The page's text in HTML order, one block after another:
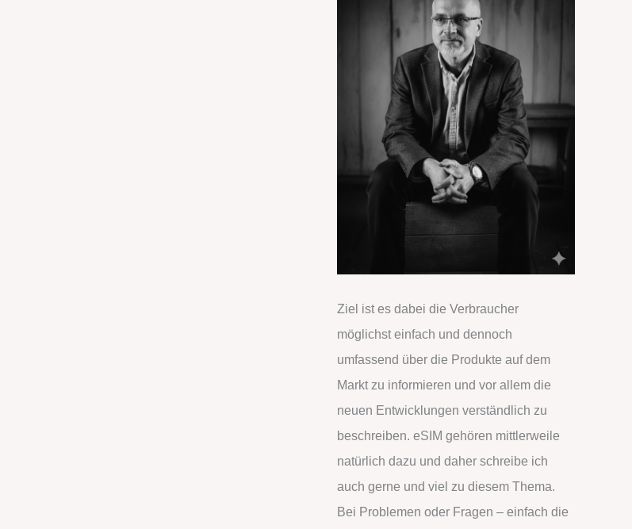
Ziel ist es dabei die Verbraucher
möglichst einfach und dennoch
umfassend über die Produkte auf dem
Markt zu informieren und vor allem die
neuen Entwicklungen verständlich zu
beschreiben. eSIM gehören mittlerweile
natürlich dazu und daher schreibe ich
auch gerne und viel zu diesem Thema.
Bei Problemen oder Fragen – einfach die